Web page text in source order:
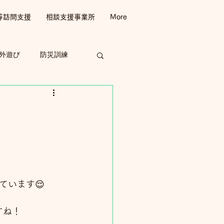
訪問支援 相談支援事業所 More
遊び 防災訓練
います😌
！